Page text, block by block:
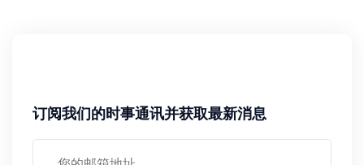
订阅我们的时事通讯并获取最新消息